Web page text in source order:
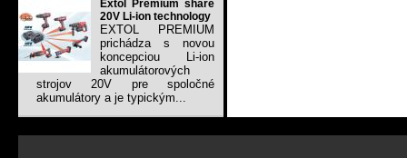
Extol Premium share
20V Li-ion technology
EXTOL PREMIUM
prichádza s novou
koncepciou Li-ion
akumulátorových
strojov 20V pre spoločné
akumulátory a je typickým...